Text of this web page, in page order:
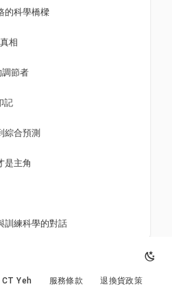
的科學橋樑
相
節者
記
綜合預測
是主角
訓練科學的對話
CT Yeh 服務條款 退換貨政策